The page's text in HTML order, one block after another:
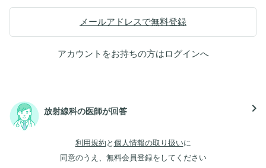
メールアドレスで無料登録
アカウントをお持ちの方はログインへ
放射線科の医師が回答 navigate_next
利用規約 と 個人情報の取り扱いに
同意のうえ、無料会員登録をしてください